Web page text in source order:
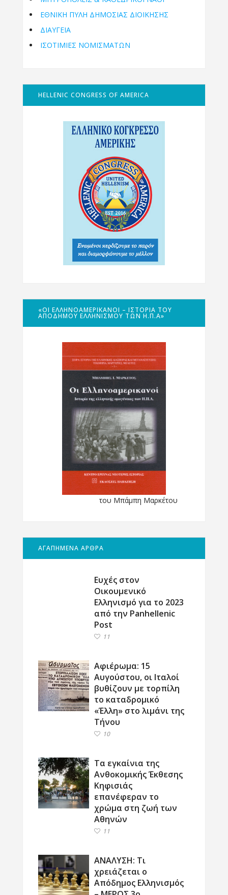
ΕΘΝΙΚΉ ΠΎΛΗ ΔΗΜΌΣΙΑΣ ΔΙΟΊΚΗΣΗΣ
ΔΙΑΥΓΕΙΑ
ΙΣΟΤΙΜΙΕΣ ΝΟΜΙΣΜΑΤΩΝ
HELLENIC CONGRESS OF AMERICA
«ΟΙ ΕΛΛΗΝΟΑΜΕΡΙΚΑΝΟΊ – ΙΣΤΟΡΊΑ ΤΟΥ
ΑΠΌΔΗΜΟΥ ΕΛΛΗΝΙΣΜΟΎ ΤΩΝ Η.Π.Α»
του Μπάμπη Μαρκέτου
ΑΓΑΠΗΜΕΝΑ ΑΡΘΡΑ
Ευχές στον
Οικουμενικό
Ελληνισμό για το 2023
από την Panhellenic
Post
11
Αφιέρωμα: 15
Αυγούστου, οι Ιταλοί
βυθίζουν με τορπίλη
το καταδρομικό
«Έλλη» στο λιμάνι της
Τήνου
10
Τα εγκαίνια της
Ανθοκομικής Έκθεσης
Κηφισιάς
επανέφεραν το
χρώμα στη ζωή των
Αθηνών
11
ΑΝΑΛΥΣΗ: Τι
χρειάζεται ο
Απόδημος Ελληνισμός